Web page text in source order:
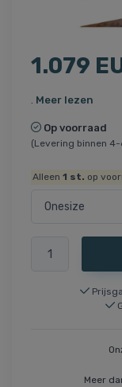
1.079
Meer lezen
Op voorraad
(Levering binnen
Alleen1 st. op
Meer